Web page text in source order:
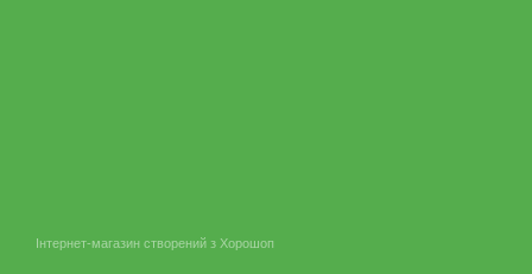
Інтернет-магазин створений з Хорошоп